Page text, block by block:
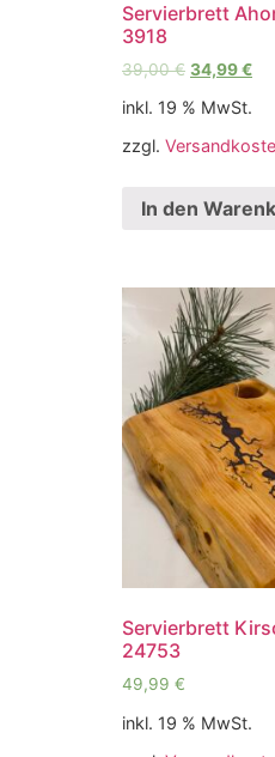
Servierbrett
3918
39,00€ 34,99€
inkl. 19 % MwSt.
zzgl.
In den
Servierbrett
24753
49,99 €
inkl. 19 % MwSt.